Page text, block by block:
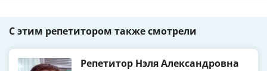
С этим репетитором также смотрели
Репетитор Нэля Александровна